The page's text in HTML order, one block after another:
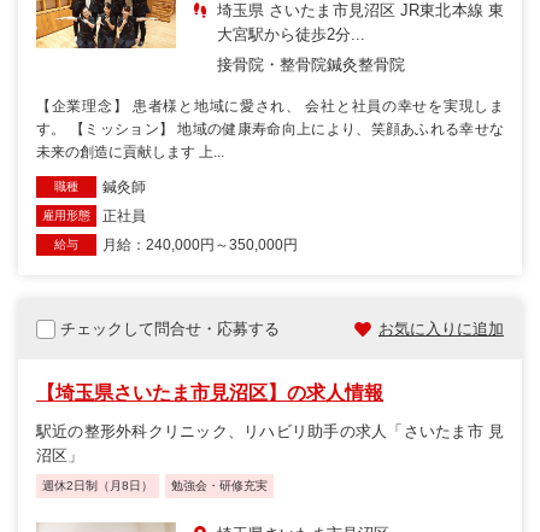
埼玉県 さいたま市見沼区 JR東北本線 東
大宮駅から徒歩2分...
接骨院・整骨院鍼灸整骨院
【企業理念】 患者様と地域に愛され、 会社と社員の幸せを実現しま
す。 【ミッション】 地域の健康寿命向上により、笑顔あふれる幸せな
未来の創造に貢献します 上...
職種 鍼灸師
雇用形態 正社員
給与 月給：240,000円～350,000円
チェックして問合せ・応募する お気に入りに追加
【埼玉県さいたま市見沼区】の求人情報
駅近の整形外科クリニック、リハビリ助手の求人「さいたま市 見
沼区」
週休2日制（月8日） 勉強会・研修充実